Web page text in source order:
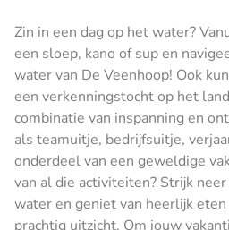
Zin in een dag op het water?
een sloep, kano of sup en
water van De Veenhoop! Ook
een verkenningstocht op het
combinatie van inspanning en
als teamuitje, bedrijfsuitje,
onderdeel van een geweldige
van al die activiteiten? Strijk
water en geniet van heerlijk
prachtig uitzicht. Om jouw